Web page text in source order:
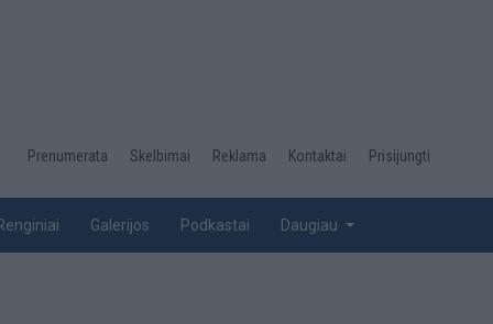
Desktop
top
Prenumerata Skelbimai Reklama Kontaktai Prisijungti
Galerijos Podkastai Daugiau